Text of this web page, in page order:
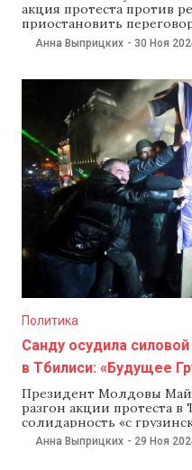
акция протеста против
приостановить
Второй день подряд
полицией и жесткие
сообщает JAMnews.
людей протестовали в
Анна Выприцких - 30 Ноя
Политика
Санду осудила
в Тбилиси: «Будущее
Президент Молдовы
разгон акции протеста
солидарность «с
свободу». Об этом она
(бывший Twitter).
Анна Выприцких - 29 Ноя